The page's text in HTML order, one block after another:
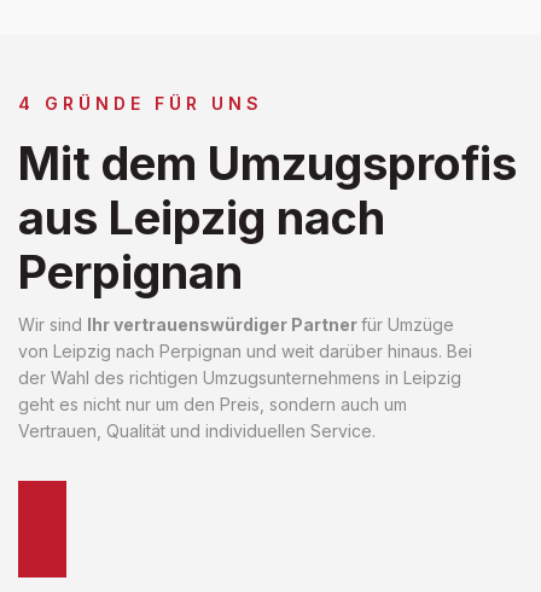
4 GRÜNDE FÜR UNS
Mit dem Umzugsprofis
aus Leipzig nach
Perpignan
Wir sind Ihr vertrauenswürdiger Partnerfür Umzüge
von Leipzig nach Perpignan und weit darüber hinaus. Bei
der Wahl des richtigen Umzugsunternehmens in Leipzig
geht es nicht nur um den Preis, sondern auch um
Vertrauen, Qualität und individuellen Service.